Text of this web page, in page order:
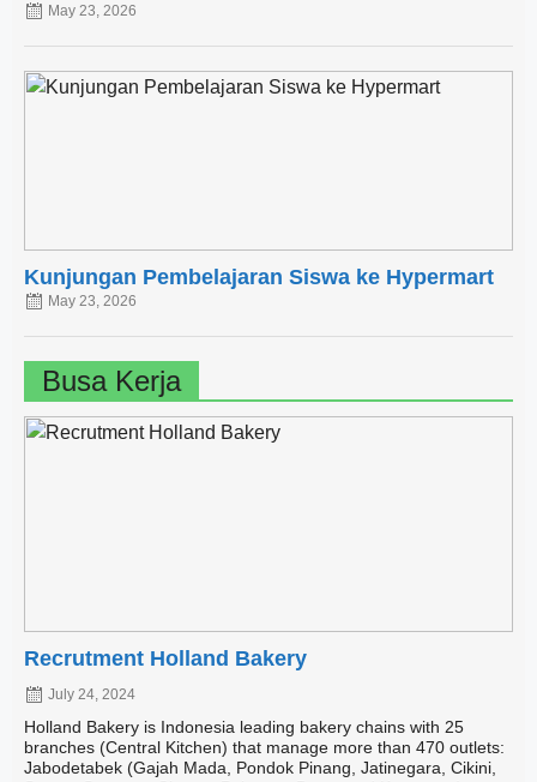
May 23, 2026
Kunjungan Pembelajaran Siswa ke Hypermart
May 23, 2026
Busa Kerja
Recrutment Holland Bakery
July 24, 2024
Holland Bakery is Indonesia leading bakery chains with 25
branches (Central Kitchen) that manage more than 470 outlets:
Jabodetabek (Gajah Mada, Pondok Pinang, Jatinegara, Cikini,